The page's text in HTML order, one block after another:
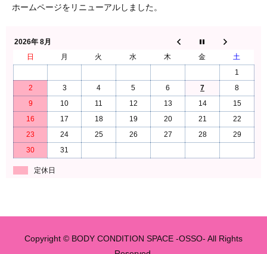
ホームページをリニューアルしました。
2026年 8月
日
月 火 水 木 金
土
1
2
3 4 5 6 7
8
9
10 11 12 13 14
15
16
17 18 19 20 21
22
23
24 25 26 27 28
29
30
31
定休日
Copyright © BODY CONDITION SPACE -OSSO- All Rights